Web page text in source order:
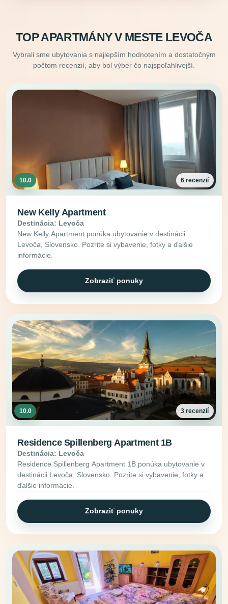
TOP APARTMÁNY V MESTE LEVOČA
Vybrali sme ubytovania s najlepším hodnotením a dostatočným
počtom recenzií, aby bol výber čo najspoľahlivejší.
10.0 6 recenzií
New Kelly Apartment
Destinácia: Levoča
New Kelly Apartment ponúka ubytovanie v destinácii
Levoča, Slovensko. Pozrite si vybavenie, fotky a ďalšie
informácie.
Zobraziť ponuky
10.0 3 recenzií
Residence Spillenberg Apartment 1B
Destinácia: Levoča
Residence Spillenberg Apartment 1B ponúka ubytovanie v
destinácii Levoča, Slovensko. Pozrite si vybavenie, fotky a
ďalšie informácie.
Zobraziť ponuky